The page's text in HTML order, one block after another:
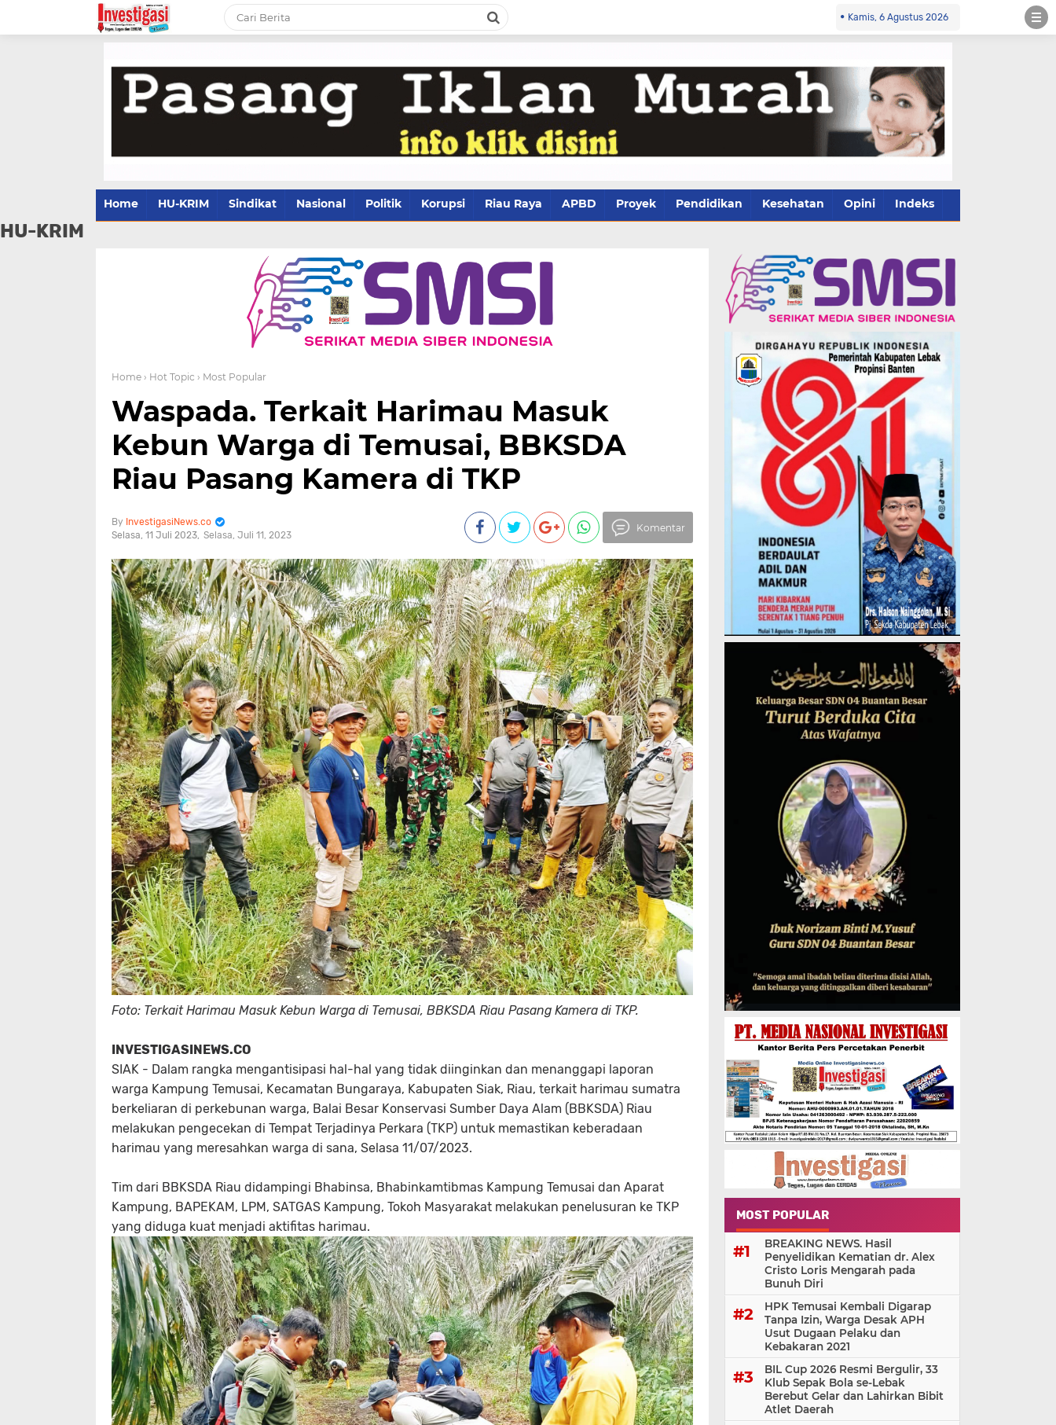
Kamis, 6 Agustus 2026
Home HU-KRIM Sindikat Nasional Politik Korupsi Riau Raya APBD Proyek Pendidikan Kesehatan Opini Indeks
HU-KRIM
Home › Hot Topic › Most Popular
Waspada. Terkait Harimau Masuk
Kebun Warga di Temusai, BBKSDA
Riau Pasang Kamera di TKP
InvestigasiNews.co
Selasa, 11 Juli 2023 Selasa, Juli 11, 2023
Komentar
Foto: Terkait Harimau Masuk Kebun Warga di Temusai, BBKSDA Riau Pasang Kamera di TKP.
INVESTIGASINEWS.CO
SIAK - Dalam rangka mengantisipasi hal-hal yang tidak diinginkan dan menanggapi laporan
warga Kampung Temusai, Kecamatan Bungaraya, Kabupaten Siak, Riau, terkait harimau sumatra
berkeliaran di perkebunan warga, Balai Besar Konservasi Sumber Daya Alam (BBKSDA) Riau
melakukan pengecekan di Tempat Terjadinya Perkara (TKP) untuk memastikan keberadaan
harimau yang meresahkan warga di sana, Selasa 11/07/2023.
Tim dari BBKSDA Riau didampingi Bhabinsa, Bhabinkamtibmas Kampung Temusai dan Aparat
Kampung, BAPEKAM, LPM, SATGAS Kampung, Tokoh Masyarakat melakukan penelusuran ke TKP
yang diduga kuat menjadi aktifitas harimau.
MOST POPULAR
BREAKING NEWS. Hasil
Penyelidikan Kematian dr. Alex
Cristo Loris Mengarah pada
Bunuh Diri
HPK Temusai Kembali Digarap
Tanpa Izin, Warga Desak APH
Usut Dugaan Pelaku dan
Kebakaran 2021
BIL Cup 2026 Resmi Bergulir, 33
Klub Sepak Bola se-Lebak
Berebut Gelar dan Lahirkan Bibit
Atlet Daerah